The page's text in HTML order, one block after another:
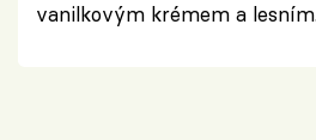
vanilkovým krémem a lesním